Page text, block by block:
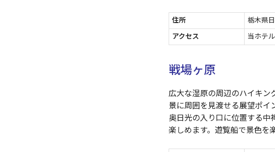
住所
栃木県
アクセス
当ホテ
戦場ヶ原
広大な湿原の周辺のハイキン
景に周囲を見渡せる展望ポイ
奥日光の入り口に位置する中
楽しめます。遊覧船で景色を